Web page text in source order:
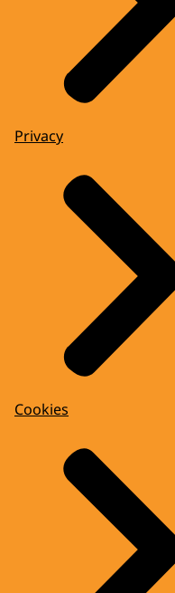
Privacy
Cookies